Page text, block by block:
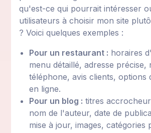
qu'est-ce qui pourrait intéresser
utilisateurs à choisir mon site
? Voici quelques exemples :
Pour un restaurant : horaires
menu détaillé, adresse précise,
téléphone, avis clients, options
en ligne.
Pour un blog : titres
nom de l'auteur, date de
mise à jour, images, catégories